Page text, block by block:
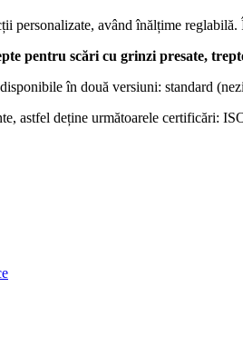
personalizate, având înălțime
pentru scări cu grinzi presate,
în două versiuni: standard
astfel deține următoarele certificări: